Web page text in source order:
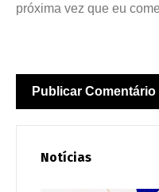
próxima vez que eu
Notícias